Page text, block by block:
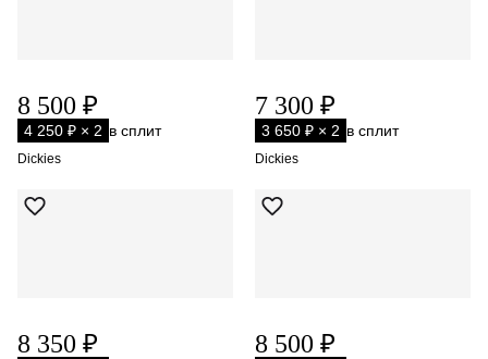
8 500 ₽
4 250 ₽ × 2 в сплит
Dickies
7 300 ₽
3 650 ₽ × 2 в сплит
Dickies
8 350 ₽ 8 500 ₽